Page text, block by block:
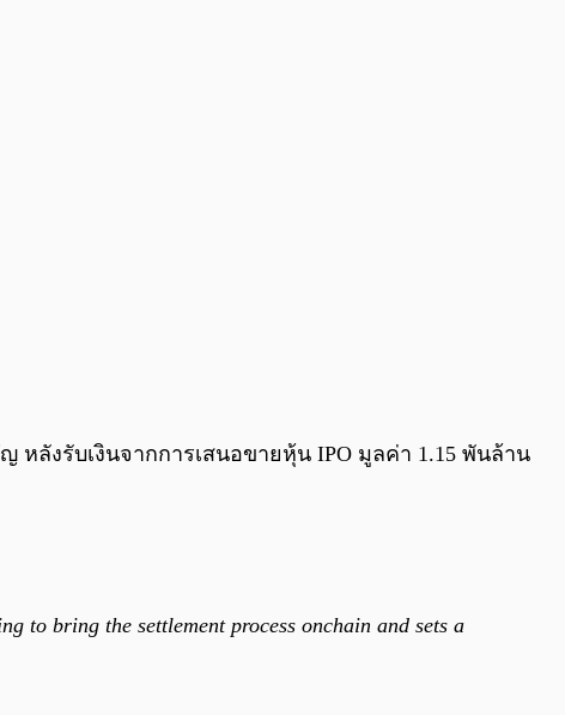
0:00/ 0:00
หลังรับเงินจากการเสนอขายหุ้น IPO มูลค่า 1.15 พันล้าน
to bring the settlement process onchain and sets a